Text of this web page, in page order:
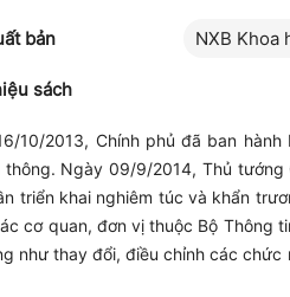
bản NXB Khoa
sách
10/2013, Chính phủ đã ban
thông. Ngày 09/9/2014, Thủ
triển khai nghiêm túc và khẩn
cơ quan, đơn vị thuộc Bộ Thông
như thay đổi, điều chỉnh các chức
điều kiện thuận lợi cho việc tra